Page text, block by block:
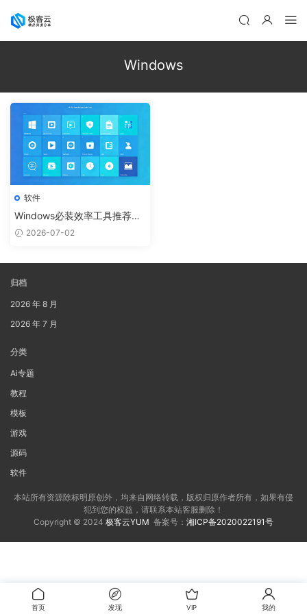
Windows
软件
Windows必装效率工具推荐：
提升10倍工作效率的软件清单
2026-07-02
归档
2026 年 8 月
2026 年 7 月
分类
Ai专题
教程
模板
游戏
源码
软件
本站所有资源除标明原创外，均来自网络转载，版权归原作者所有，如果有侵
犯到您的权益，请联系本站客服删除！
Copyright © 2024 极客云YUM 备案号： 湘ICP备2020022191号
首页 发现 VIP 我的